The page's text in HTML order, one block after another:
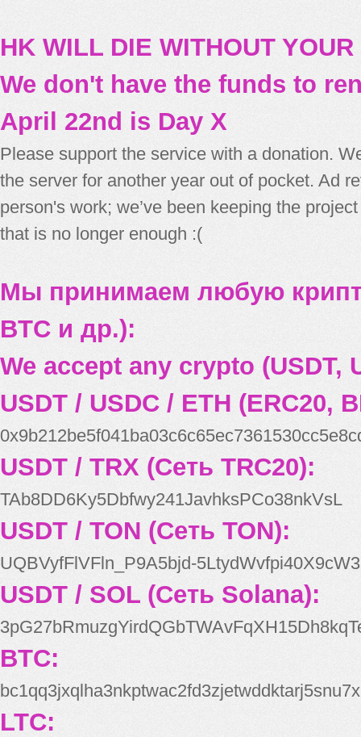
HK WILL DIE WITHOUT
We don't have the funds to
April 22nd is Day X
Please support the service with a donation.
the server for another year out of pocket. Ad
person's work; we’ve been keeping the
that is no longer enough :(
Мы принимаем любую
BTC и др.):
We accept any crypto (USDT,
USDT / USDC / ETH (ERC20,
USDT / TRX (Сеть TRC20):
TAb8DD6Ky5Dbfwy241JavhksPCo38nkVsL
USDT / TON (Сеть TON):
UQBVyfFlVFln_P9A5bjd-
USDT / SOL (Сеть Solana):
BTC:
bc1qq3jxqlha3nkptwac2fd3zjetwddktarj5snu7x
LTC: